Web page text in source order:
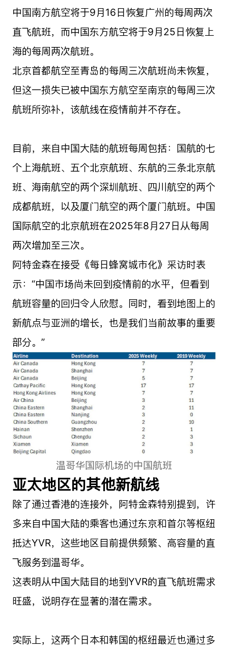
中国南方航空将于9月16日恢复广州的每周两次
直飞航班，而中国东方航空将于9月25日恢复上
海的每周两次航班。
北京首都航空至青岛的每周三次航班尚未恢复，
但这一损失已被中国东方航空至南京的每周三次
航班所弥补，该航线在疫情前并不存在。
目前，来自中国大陆的航班每周包括：国航的七
个上海航班、五个北京航班、东航的三条北京航
班、海南航空的两个深圳航班、四川航空的两个
成都航班，以及厦门航空的两个厦门航班。中国
国际航空的北京航班在2025年8月27日从每周
两次增加至三次。
阿特金森在接受《每日蜂窝城市化》采访时表
示：“中国市场尚未回到疫情前的水平，但看到
航班容量的回归令人欣慰。同时，看到地图上的
新航点与亚洲的增长，也是我们当前故事的重要
部分。”
温哥华国际机场的中国航班
亚太地区的其他新航线
除了通过香港的连接外，阿特金森特别提到，许
多来自中国大陆的乘客也通过东京和首尔等枢纽
抵达YVR，这些地区目前提供频繁、高容量的直
飞服务到温哥华。
这表明从中国大陆目的地到YVR的直飞航班需求
旺盛，说明存在显著的潜在需求。
实际上，这两个日本和韩国的枢纽最近也通过多